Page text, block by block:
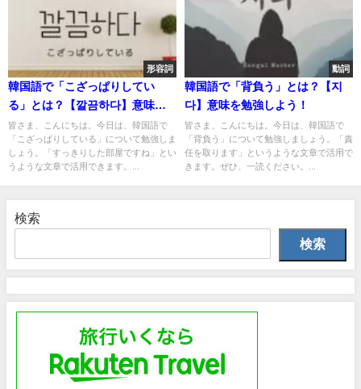
形容詞
韓国語で「こざっぱりしてい
る」とは？【깔끔하다】意味を
勉強しよう！
皆さま、こんにちは。今日は、韓国語で
「こざっぱりしている」について勉強しま
しょう。「すっきりした部屋ですね」とい
うような文章で活用できます。...
動詞
韓国語で「背負う」とは？【지
다】意味を勉強しよう！
皆さま、こんにちは。今日は、韓国語で
「背負う」について勉強しましょう。「責
任を取ります」というような文章で活用で
きます。ぜひ、一読ください。...
検索
検索